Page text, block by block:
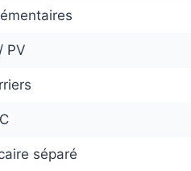
PV
séparé